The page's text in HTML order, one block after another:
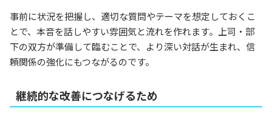
事前に状況を把握し、適切な質問やテーマを想定しておくこ
とで、本音を話しやすい雰囲気と流れを作れます。上司・部
下の双方が準備して臨むことで、より深い対話が生まれ、信
頼関係の強化にもつながるのです。
継続的な改善につなげるため